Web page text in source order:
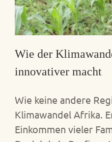
Wie der
innovativer macht
Wie keine andere
Klimawandel Afrika.
Einkommen vieler